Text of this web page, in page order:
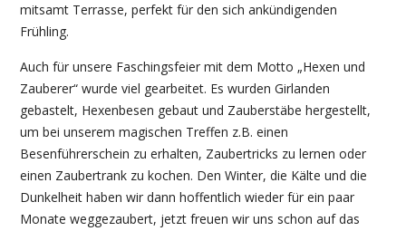
mitsamt Terrasse, perfekt für den sich ankündigenden
Frühling.
Auch für unsere Faschingsfeier mit dem Motto „Hexen und
Zauberer“ wurde viel gearbeitet. Es wurden Girlanden
gebastelt, Hexenbesen gebaut und Zauberstäbe hergestellt,
um bei unserem magischen Treffen z.B. einen
Besenführerschein zu erhalten, Zaubertricks zu lernen oder
einen Zaubertrank zu kochen. Den Winter, die Kälte und die
Dunkelheit haben wir dann hoffentlich wieder für ein paar
Monate weggezaubert, jetzt freuen wir uns schon auf das